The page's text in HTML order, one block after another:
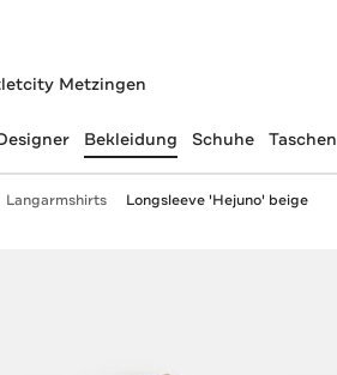
Metzingen
Bekleidung Schuhe Taschen
Langarmshirts Longsleeve 'Hejuno' beige